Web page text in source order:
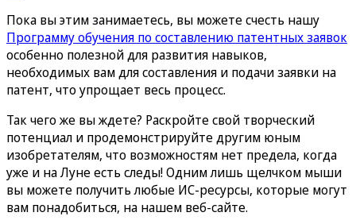
Пока вы этим занимаетесь, вы можете счесть нашу
Программу обучения по составлению патентных заявок
особенно полезной для развития навыков,
необходимых вам для составления и подачи заявки на
патент, что упрощает весь процесс.
Так чего же вы ждете? Раскройте свой творческий
потенциал и продемонстрируйте другим юным
изобретателям, что возможностям нет предела, когда
уже и на Луне есть следы! Одним лишь щелчком мыши
вы можете получить любые ИС-ресурсы, которые могут
вам понадобиться, на нашем веб-сайте.